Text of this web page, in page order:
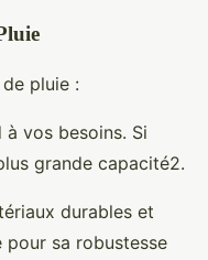
pluie :
vos besoins. Si
grande capacité2.
durables et
sa robustesse